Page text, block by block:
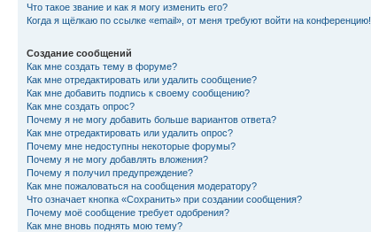
Что такое звание и как я могу изменить его?
Когда я щёлкаю по ссылке «email», от меня требуют войти на конференцию!
Создание сообщений
Как мне создать тему в форуме?
Как мне отредактировать или удалить сообщение?
Как мне добавить подпись к своему сообщению?
Как мне создать опрос?
Почему я не могу добавить больше вариантов ответа?
Как мне отредактировать или удалить опрос?
Почему мне недоступны некоторые форумы?
Почему я не могу добавлять вложения?
Почему я получил предупреждение?
Как мне пожаловаться на сообщения модератору?
Что означает кнопка «Сохранить» при создании сообщения?
Почему моё сообщение требует одобрения?
Как мне вновь поднять мою тему?